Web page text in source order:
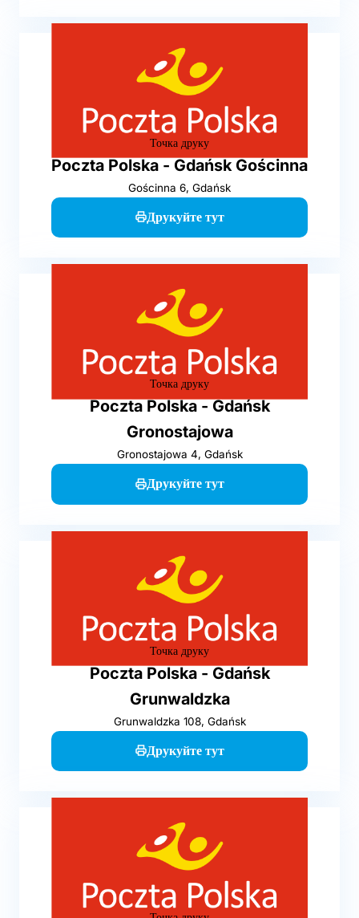
Точка друку
Poczta Polska - Gdańsk Gościnna
Gościnna 6, Gdańsk
Друкуйте тут
Точка друку
Poczta Polska - Gdańsk
Gronostajowa
Gronostajowa 4, Gdańsk
Друкуйте тут
Точка друку
Poczta Polska - Gdańsk
Grunwaldzka
Grunwaldzka 108, Gdańsk
Друкуйте тут